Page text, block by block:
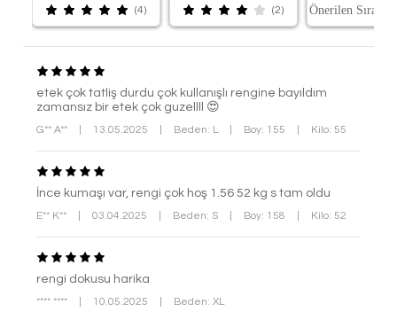
(4) (2)
etek çok tatliş durdu çok kullanışlı rengine bayıldım
zamansız bir etek çok guzellll 😍
G** A** 13.05.2025 Beden: L Boy: 155 Kilo: 55
İnce kumaşı var, rengi çok hoş 1.56 52 kg s tam oldu
E** K** 03.04.2025 Beden: S Boy: 158 Kilo: 52
rengi dokusu harika
**** **** 10.05.2025 Beden: XL